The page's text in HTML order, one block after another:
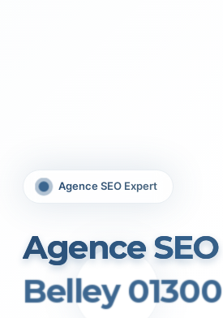
Agence SEO Expert
Agence SEO
Belley 01300